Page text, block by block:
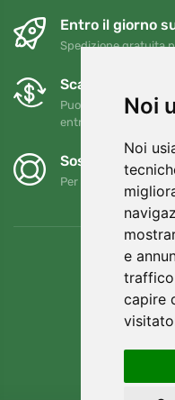
Noi
Noi
e
capire
Entro il giorno
Spedizione gratuita
Scambi e resi
Puoi restituire o
entro 90 giorni
Sosteniamo
Per ogni ordine